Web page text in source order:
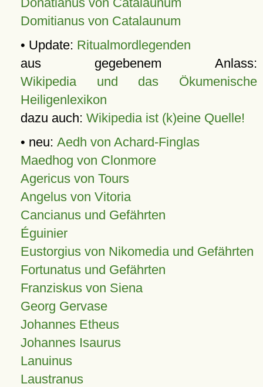
Domitianus von Catalaunum
• Update: Ritualmordlegenden
aus gegebenem Anlass:
Wikipedia und das Ökumenische
Heiligenlexikon
dazu auch: Wikipedia ist (k)eine Quelle!
• neu: Aedh von Achard-Finglas
Maedhog von Clonmore
Agericus von Tours
Angelus von Vitoria
Cancianus und Gefährten
Éguinier
Eustorgius von Nikomedia und Gefährten
Fortunatus und Gefährten
Franziskus von Siena
Georg Gervase
Johannes Etheus
Johannes Isaurus
Lanuinus
Laustranus